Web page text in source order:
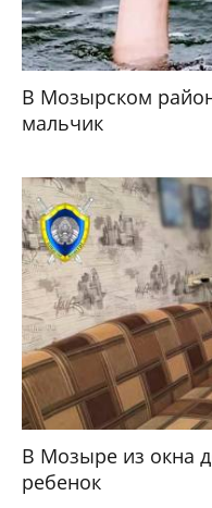
В Мозырском
мальчик
В Мозыре из окна
ребенок